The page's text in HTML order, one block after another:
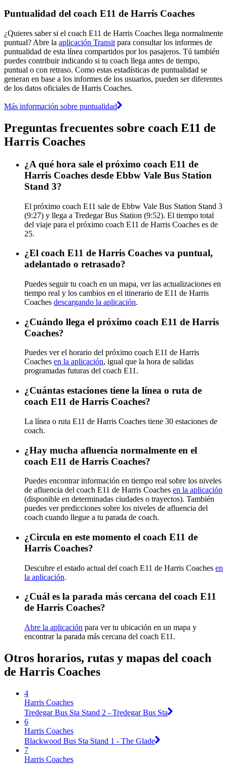
Puntualidad del coach E11 de Harris Coaches
¿Quieres saber si el coach E11 de Harris Coaches llega normalmente
puntual? Abre la aplicación Transit para consultar los informes de
puntualidad de esta línea compartidos por los pasajeros. Tú también
puedes contribuir indicando si tu coach llega antes de tiempo,
puntual o con retraso. Como estas estadísticas de puntualidad se
generan en base a los informes de los usuarios, pueden ser diferentes
de los datos oficiales de Harris Coaches.
Más información sobre puntualidad
Preguntas frecuentes sobre coach E11 de
Harris Coaches
¿A qué hora sale el próximo coach E11 de
Harris Coaches desde Ebbw Vale Bus Station
Stand 3?
El próximo coach E11 sale de Ebbw Vale Bus Station Stand 3
(9:27) y llega a Tredegar Bus Station (9:52). El tiempo total
del viaje para el próximo coach E11 de Harris Coaches es de
25.
¿El coach E11 de Harris Coaches va puntual,
adelantado o retrasado?
Puedes seguir tu coach en un mapa, ver las actualizaciones en
tiempo real y los cambios en el itinerario de E11 de Harris
Coaches descargando la aplicación.
¿Cuándo llega el próximo coach E11 de Harris
Coaches?
Puedes ver el horario del próximo coach E11 de Harris
Coaches en la aplicación, igual que la hora de salidas
programadas futuras del coach E11.
¿Cuántas estaciones tiene la línea o ruta de
coach E11 de Harris Coaches?
La línea o ruta E11 de Harris Coaches tiene 30 estaciones de
coach.
¿Hay mucha afluencia normalmente en el
coach E11 de Harris Coaches?
Puedes encontrar información en tiempo real sobre los niveles
de afluencia del coach E11 de Harris Coaches en la aplicación
(disponible en determinadas ciudades o trayectos). También
puedes ver predicciones sobre los niveles de afluencia del
coach cuando llegue a tu parada de coach.
¿Circula en este momento el coach E11 de
Harris Coaches?
Descubre el estado actual del coach E11 de Harris Coaches en
la aplicación.
¿Cuál es la parada más cercana del coach E11
de Harris Coaches?
Abre la aplicación para ver tu ubicación en un mapa y
encontrar la parada más cercana del coach E11.
Otros horarios, rutas y mapas del coach
de Harris Coaches
4
Harris Coaches
Tredegar Bus Sta Stand 2 - Tredegar Bus Sta
6
Harris Coaches
Blackwood Bus Sta Stand 1 - The Glade
7
Harris Coaches